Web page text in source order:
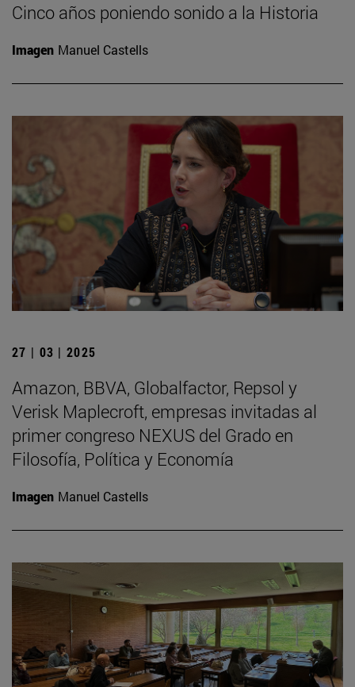
Cinco años poniendo sonido a la Historia
Imagen Manuel Castells
27 | 03 | 2025
Amazon, BBVA, Globalfactor, Repsol y
Verisk Maplecroft, empresas invitadas al
primer congreso NEXUS del Grado en
Filosofía, Política y Economía
Imagen Manuel Castells